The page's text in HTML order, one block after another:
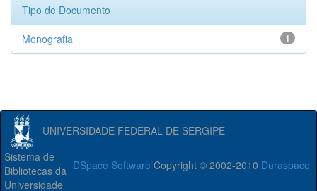
Tipo de Documento
1
Monografia
UNIVERSIDADE FEDERAL DE SERGIPE
DSpace Software Copyright © 2002-2010 Duraspace
Sistema de
Bibliotecas da
Universidade